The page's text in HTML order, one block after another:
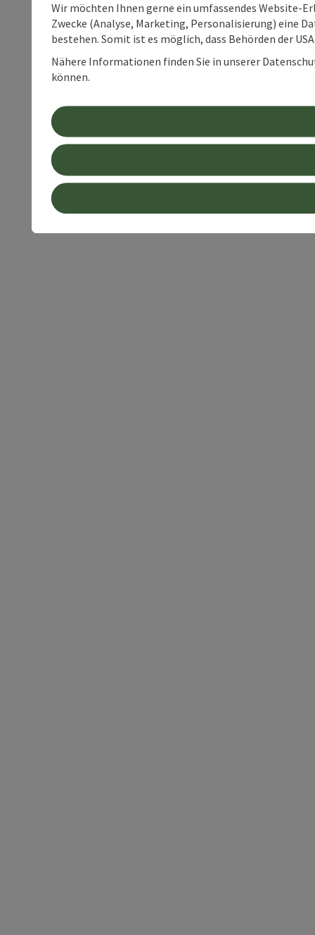
Wir möchten Ihnen gerne ein umfassendes Website-
Zwecke (Analyse, Marketing, Personalisierung) eine
bestehen. Somit ist es möglich, dass Behörden der
Nähere Informationen finden Sie in unserer
können.